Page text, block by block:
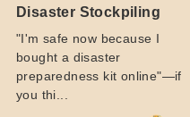
Disaster Stockpiling
"I'm safe now because I
bought a disaster
preparedness kit online"—if
you thi...